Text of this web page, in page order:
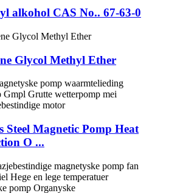
alkohol CAS No.. 67-63-0
Glycol Methyl Ether
Steel Magnetic Pomp Heat
O ...